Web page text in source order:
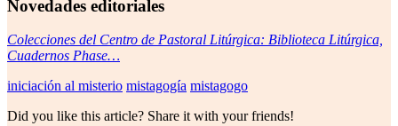
Novedades editoriales
Colecciones del Centro de Pastoral Litúrgica: Biblioteca Litúrgica,
Cuadernos Phase…
iniciación al misterio mistagogía mistagogo
Did you like this article? Share it with your friends!